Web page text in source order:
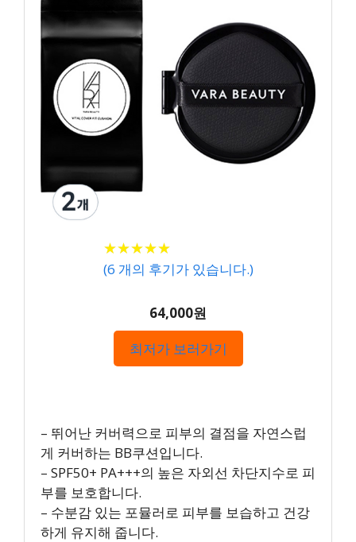
★★★★★
★★★★★
(6 개의 후기가 있습니다.)
64,000원
최저가 보러가기
– 뛰어난 커버력으로 피부의 결점을 자연스럽
게 커버하는 BB쿠션입니다.
– SPF50+ PA+++의 높은 자외선 차단지수로 피
부를 보호합니다.
– 수분감 있는 포뮬러로 피부를 보습하고 건강
하게 유지해 줍니다.